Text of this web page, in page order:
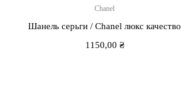
Chanel
Шанель серьги / Chanel люкс качество
1150,00 ₴